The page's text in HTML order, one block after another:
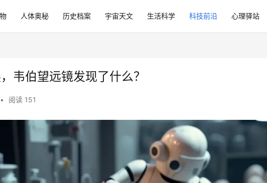
人体奥秘 历史档案 宇宙天文 生活科学 科技前沿 心理驿站
韦伯望远镜发现了什么？
• 阅读 151